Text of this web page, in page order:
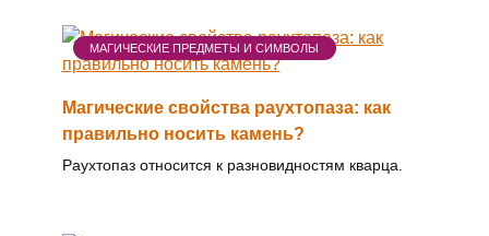
МАГИЧЕСКИЕ ПРЕДМЕТЫ И СИМВОЛЫ
Магические свойства раухтопаза: как
правильно носить камень?
Раухтопаз относится к разновидностям кварца.